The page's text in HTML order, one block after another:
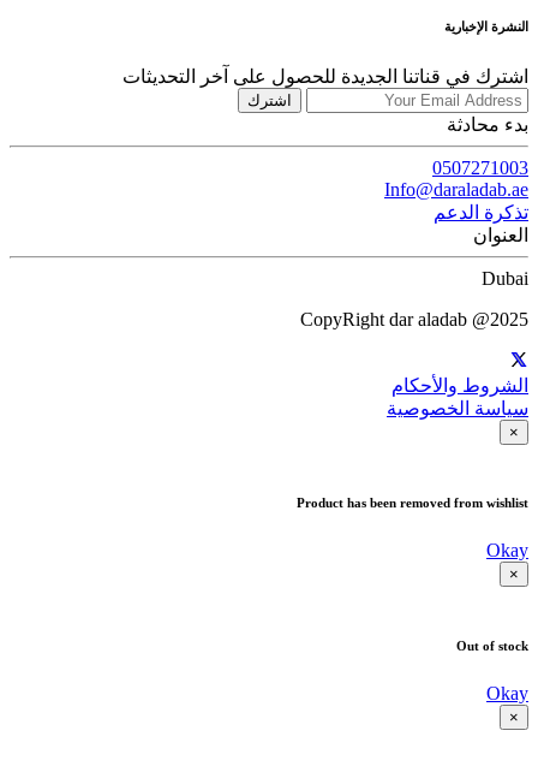
النشرة الإخبارية
اشترك في قناتنا الجديدة للحصول على آخر التحديثات
اشترك
بدء محادثة
0507271003
Info@daraladab.ae
تذكرة الدعم
العنوان
Dubai
CopyRight dar aladab @2025
الشروط والأحكام
سياسة الخصوصية
×
Product has been removed from wishlist
Okay
×
Out of stock
Okay
×